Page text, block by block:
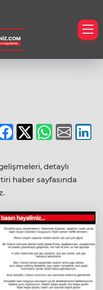
detaylı
haber sayfasında